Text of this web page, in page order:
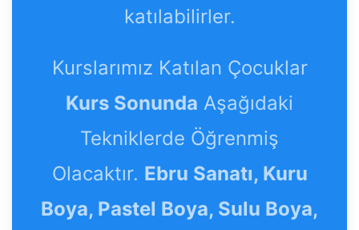
katılabilirler.
Kurslarımız Katılan Çocuklar
Kurs Sonunda Aşağıdaki
Tekniklerde Öğrenmiş
Olacaktır. Ebru Sanatı, Kuru
Boya, Pastel Boya, Sulu Boya,